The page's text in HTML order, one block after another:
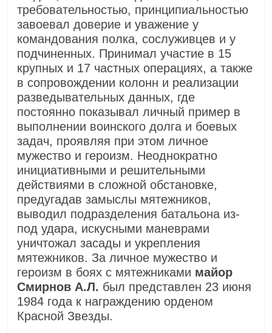
требовательностью, принципиальностью
завоевал доверие и уважение у
командования полка, сослуживцев и у
подчиненных. Принимал участие в 15
крупных и 17 частных операциях, а также
в сопровождении колонн и реализации
разведывательных данных, где
постоянно показывал личный пример в
выполнении воинского долга и боевых
задач, проявляя при этом личное
мужество и героизм. Неоднократно
инициативными и решительными
действиями в сложной обстановке,
предугадав замыслы мятежников,
выводил подразделения батальона из-
под удара, искусными маневрами
уничтожал засады и укрепления
мятежников. За личное мужество и
героизм в боях с мятежниками майор
Смирнов А.Л. был представлен 23 июня
1984 года к награждению орденом
Красной Звезды.